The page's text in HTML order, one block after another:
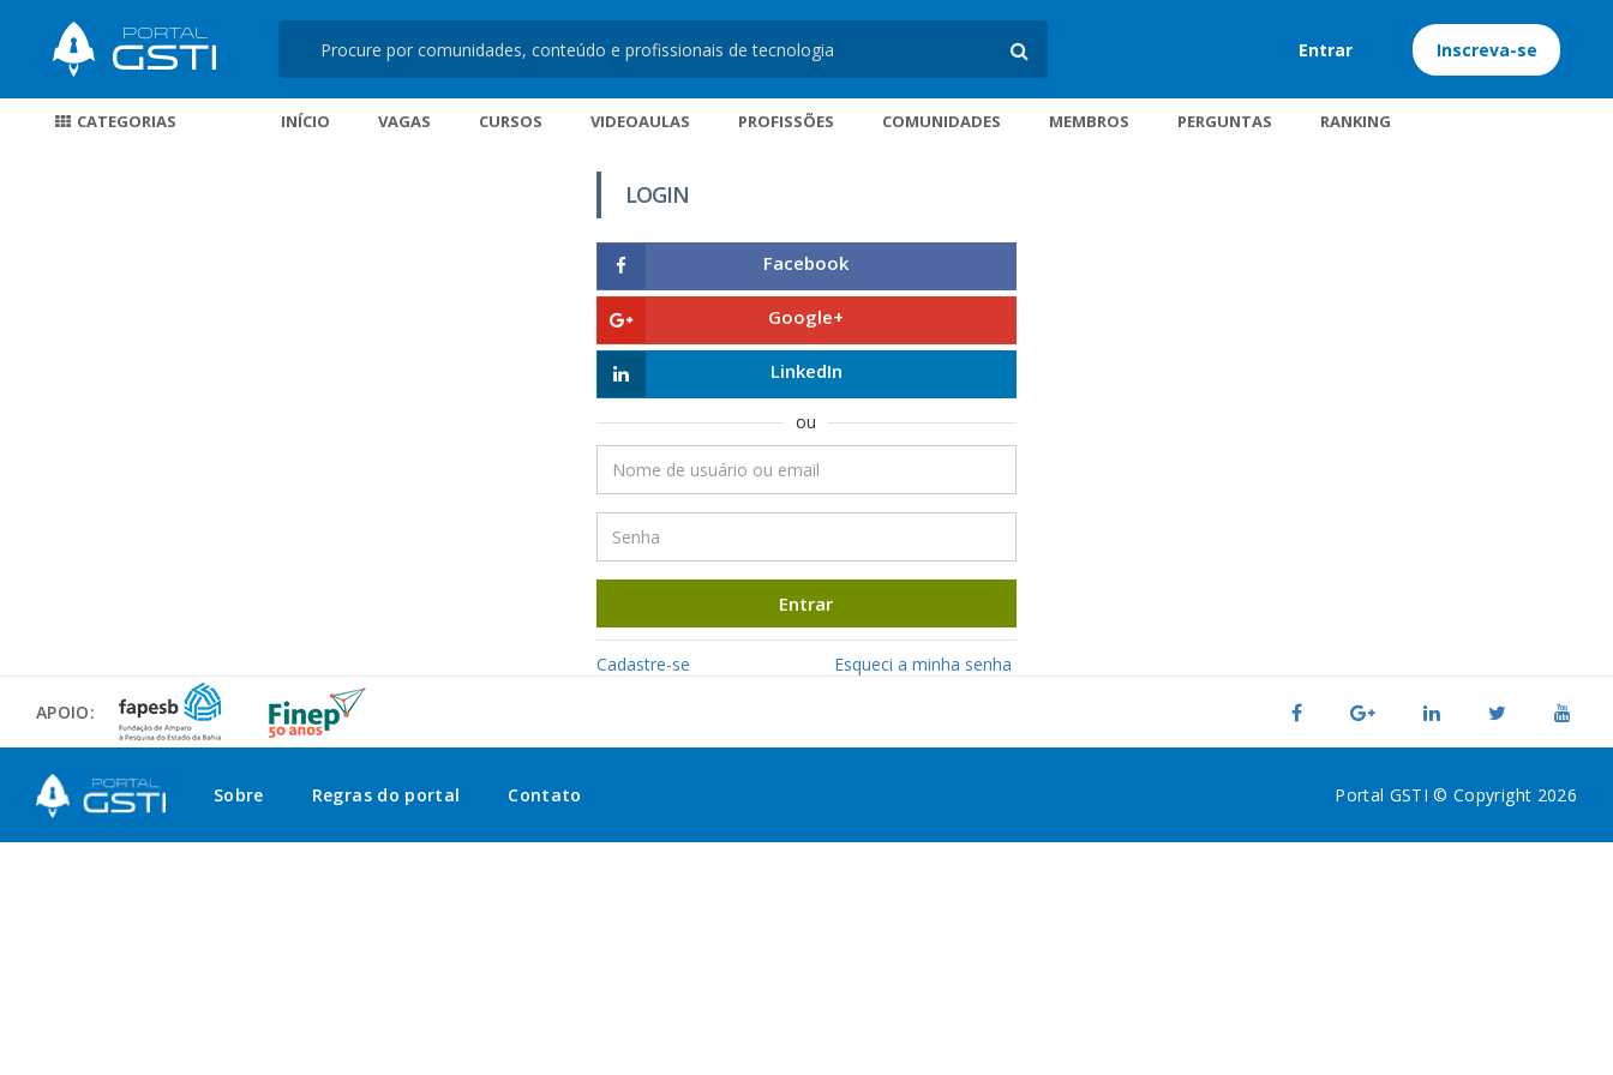
Entrar Inscreva-se
CATEGORIAS INÍCIO VAGAS CURSOS VIDEOAULAS PROFISSÕES COMUNIDADES MEMBROS PERGUNTAS RANKING
LOGIN
Facebook
Google+
LinkedIn
ou
Entrar
Cadastre-se Esqueci a minha senha
APOIO:
Sobre Regras do portal Contato Portal GSTI © Copyright 2026